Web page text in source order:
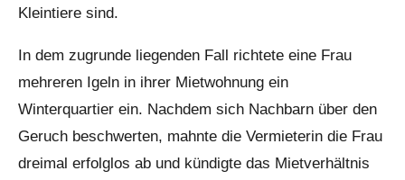
Kleintiere sind.
In dem zugrunde liegenden Fall richtete eine Frau
mehreren Igeln in ihrer Mietwohnung ein
Winterquartier ein. Nachdem sich Nachbarn über den
Geruch beschwerten, mahnte die Vermieterin die Frau
dreimal erfolglos ab und kündigte das Mietverhältnis